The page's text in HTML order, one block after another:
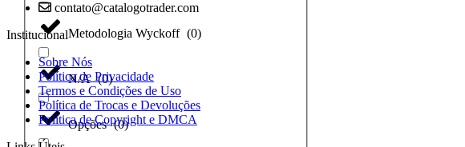
Metodologia Wyckoff (0)
N/A (0)
Opções (0)
contato@catalogotrader.com
Institucional
Sobre Nós
Política de Privacidade
Termos e Condições de Uso
Política de Trocas e Devoluções
Política de Copyright e DMCA